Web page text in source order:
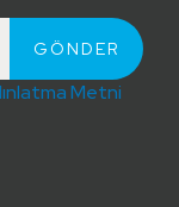
Metni